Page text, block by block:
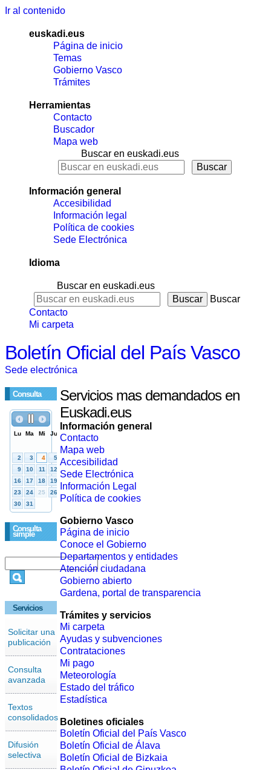
Ir al contenido
euskadi.eus
Página de inicio
Temas
Gobierno Vasco
Trámites
Herramientas
Contacto
Buscador
Mapa web
Buscar en euskadi.eus
Información general
Accesibilidad
Información legal
Política de cookies
Sede Electrónica
Idioma
Buscar en euskadi.eus
Buscar
Contacto
Mi carpeta
Boletín Oficial del País Vasco
Sede electrónica
Consulta
Consulta
simple
Servicios
Solicitar una
publicación
Consulta
avanzada
Textos
consolidados
Difusión
selectiva
Servicios mas demandados en
Euskadi.eus
Información general
Contacto
Mapa web
Accesibilidad
Sede Electrónica
Información Legal
Política de cookies
Gobierno Vasco
Página de inicio
Conoce el Gobierno
Departamentos y entidades
Atención ciudadana
Gobierno abierto
Gardena, portal de transparencia
Trámites y servicios
Mi carpeta
Ayudas y subvenciones
Contrataciones
Mi pago
Meteorología
Estado del tráfico
Estadística
Boletines oficiales
Boletín Oficial del País Vasco
Boletín Oficial de Álava
Boletín Oficial de Bizkaia